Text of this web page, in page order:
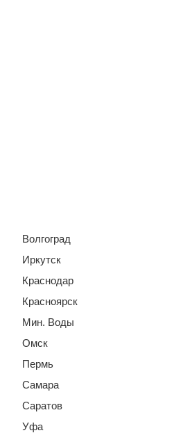
Волгоград
Иркутск
Краснодар
Красноярск
Мин. Воды
Омск
Пермь
Самара
Саратов
Уфа